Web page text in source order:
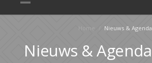
Home Nieuws & Agenda
Nieuws & Agenda